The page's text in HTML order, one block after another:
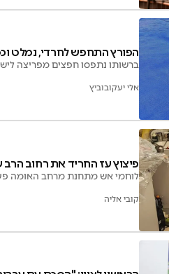
הפורץ התחפש לחרדי, נמלט
ברשותו נתפסו חפצים מפריצה
אלי יעקובוביץ
פיצוץ עז החריד את רחוב הרב
לוחמי אש מתחנת מרחב האומה
קובי אליה